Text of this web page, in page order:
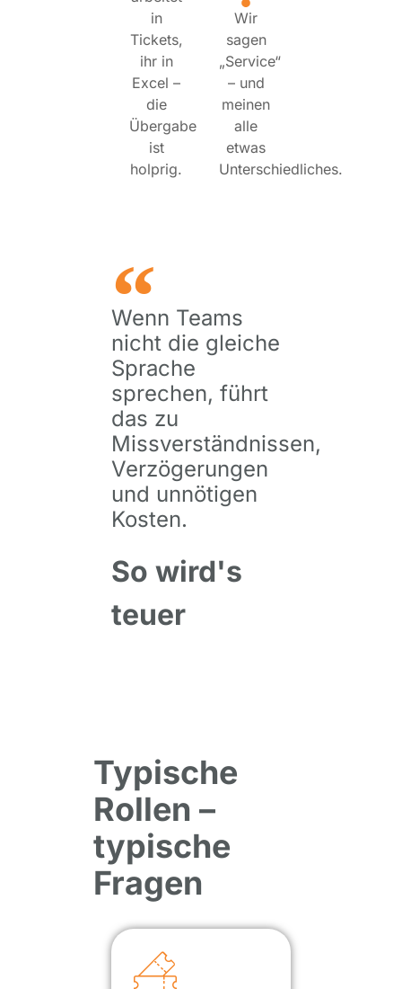
in
Tickets,
ihr in
Excel –
die
Übergabe
ist
holprig.
Wir
sagen
„Service“
– und
meinen
alle
etwas
Unterschiedliches.
Wenn Teams
nicht die gleiche
Sprache
sprechen, führt
das zu
Missverständnissen,
Verzögerungen
und unnötigen
Kosten.
So wird's
teuer
Typische
Rollen –
typische
Fragen